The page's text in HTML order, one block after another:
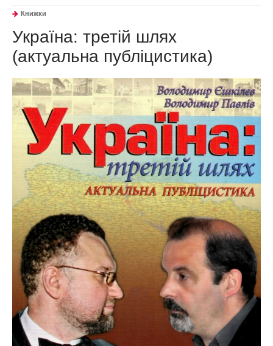
Книжки
Україна: третій шлях
(актуальна публіцистика)